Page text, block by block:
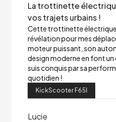
La trottinette
vos trajets urbains !
Cette trottinette électrique
révélation pour mes
moteur puissant, son
design moderne en font
suis conquis par sa
quotidien !
KickScooter F65I
Lucie